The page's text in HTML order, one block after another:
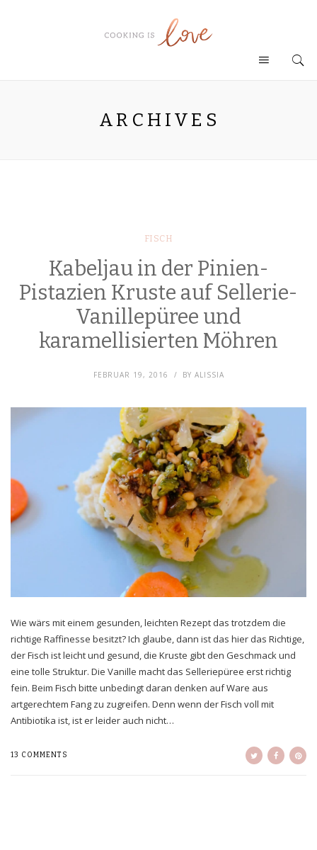
ARCHIVES
FISCH
Kabeljau in der Pinien-
Pistazien Kruste auf Sellerie-
Vanillepüree und
karamellisierten Möhren
FEBRUAR 19, 2016 BY ALISSIA
Wie wärs mit einem gesunden, leichten Rezept das trotzdem die
richtige Raffinesse besitzt? Ich glaube, dann ist das hier das Richtige,
der Fisch ist leicht und gesund, die Kruste gibt den Geschmack und
eine tolle Struktur. Die Vanille macht das Selleriepüree erst richtig
fein. Beim Fisch bitte unbedingt daran denken auf Ware aus
artgerechtem Fang zu zugreifen. Denn wenn der Fisch voll mit
Antibiotika ist, ist er leider auch nicht…
13 COMMENTS